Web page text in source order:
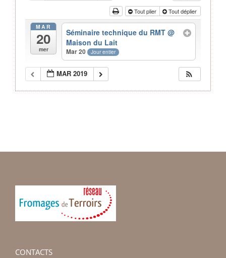
Tout plier Tout déplier
MAR
20
mer
Séminaire technique du RMT @
Maison du Lait
Mar 20 Jour entier
MAR 2019
CONTACTS